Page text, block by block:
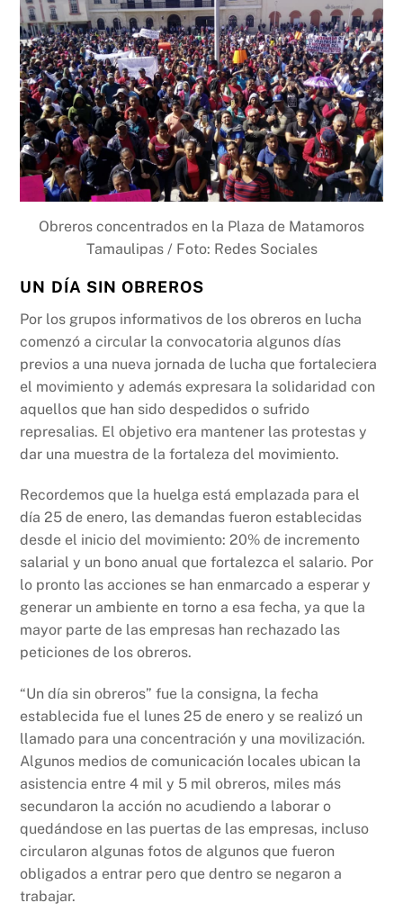
Obreros concentrados en la Plaza de Matamoros
Tamaulipas / Foto: Redes Sociales
UN DÍA SIN OBREROS
Por los grupos informativos de los obreros en lucha
comenzó a circular la convocatoria algunos días
previos a una nueva jornada de lucha que fortaleciera
el movimiento y además expresara la solidaridad con
aquellos que han sido despedidos o sufrido
represalias. El objetivo era mantener las protestas y
dar una muestra de la fortaleza del movimiento.
Recordemos que la huelga está emplazada para el
día 25 de enero, las demandas fueron establecidas
desde el inicio del movimiento: 20% de incremento
salarial y un bono anual que fortalezca el salario. Por
lo pronto las acciones se han enmarcado a esperar y
generar un ambiente en torno a esa fecha, ya que la
mayor parte de las empresas han rechazado las
peticiones de los obreros.
“Un día sin obreros” fue la consigna, la fecha
establecida fue el lunes 25 de enero y se realizó un
llamado para una concentración y una movilización.
Algunos medios de comunicación locales ubican la
asistencia entre 4 mil y 5 mil obreros, miles más
secundaron la acción no acudiendo a laborar o
quedándose en las puertas de las empresas, incluso
circularon algunas fotos de algunos que fueron
obligados a entrar pero que dentro se negaron a
trabajar.